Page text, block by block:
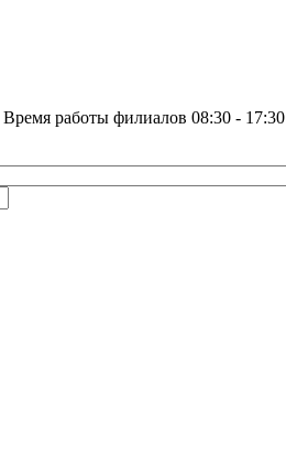
Время работы филиалов 08:30 - 17:30